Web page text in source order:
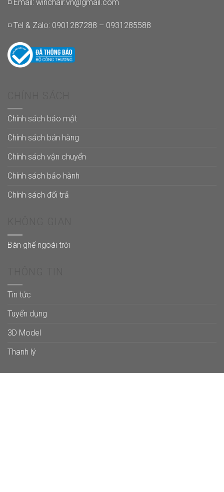
◽ Email: winchair.vn@gmail.com
◽ Tel & Zalo: 0901287288 – 0931285588
Chính sách bảo mật
Chính sách bán hàng
Chính sách vận chuyển
Chính sách bảo hành
Chính sách đổi trả
Bàn ghế ngoài trời
Tin tức
Tuyển dụng
3D Model
Thanh lý